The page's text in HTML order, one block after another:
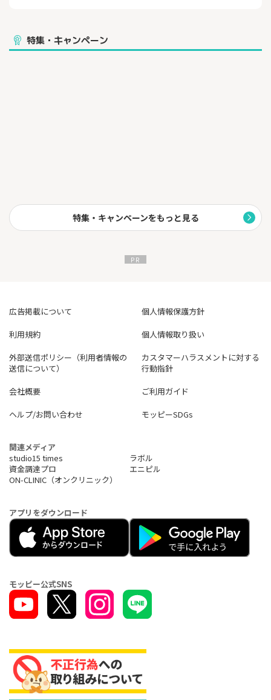
【ABEMAとの連動】
レース映像を視聴しながら、次のレースの投票もおこなえます。
の開催レースの結果も掲載しています。
特集・キャンペーン
特集・キャンペーンをもっと見る
広告掲載について
個人情報保護方針
利用規約
個人情報取り扱い
外部送信ポリシー（利用者情報の
送信について）
カスタマーハラスメントに対する
行動指針
会社概要
ご利用ガイド
ヘルプ/お問い合わせ
モッピーSDGs
関連メディア
studio15 times
ラボル
資金調達プロ
エニピル
ON-CLINIC（オンクリニック）
アプリをダウンロード
モッピー公式SNS